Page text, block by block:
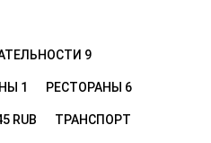
9
1 РЕСТОРАНЫ 6
RUB ТРАНСПОРТ